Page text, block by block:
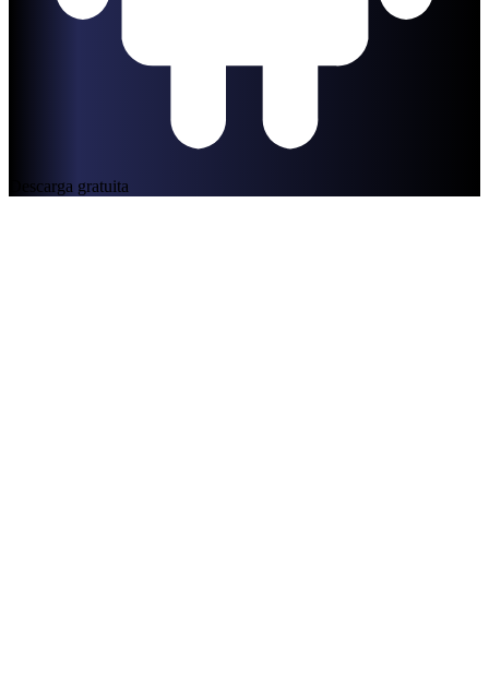
Descarga gratuita